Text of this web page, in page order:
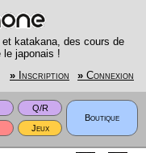
katakana, des cours de
le japonais !
» Inscription » Connexion
Q/R
Boutique
Jeux